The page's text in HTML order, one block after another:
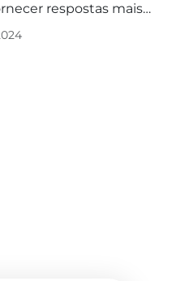
respostas mais